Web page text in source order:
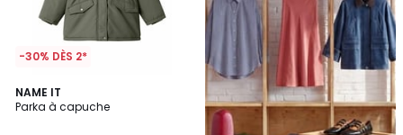
-30% DÈS 2*
NAME IT
Parka à capuche
4
/